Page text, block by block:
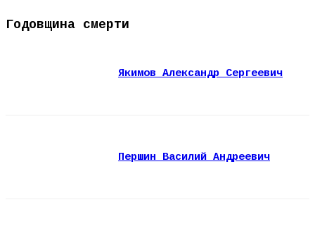
Годовщина смерти
Якимов Александр Сергеевич
Першин Василий Андреевич